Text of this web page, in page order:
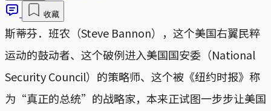
收藏
斯蒂芬．班农（Steve Bannon），这个美国右翼民粹
运动的鼓动者、这个破例进入美国国安委（National
Security Council）的策略师、这个被《纽约时报》称
为“真正的总统”的战略家，本来正试图一步步让美国